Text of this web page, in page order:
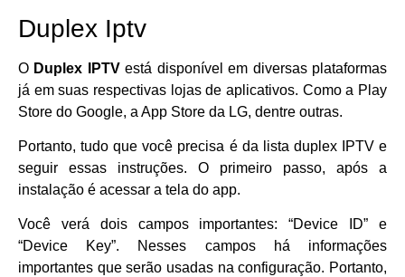
Duplex Iptv
O Duplex IPTVestá disponível em diversas plataformas
já em suas respectivas lojas de aplicativos. Como a Play
Store do Google, a App Store da LG, dentre outras.
Portanto, tudo que você precisa é da lista duplex IPTV e
seguir essas instruções. O primeiro passo, após a
instalação é acessar a tela do app.
Você verá dois campos importantes: “Device ID” e
“Device Key”. Nesses campos há informações
importantes que serão usadas na configuração. Portanto,